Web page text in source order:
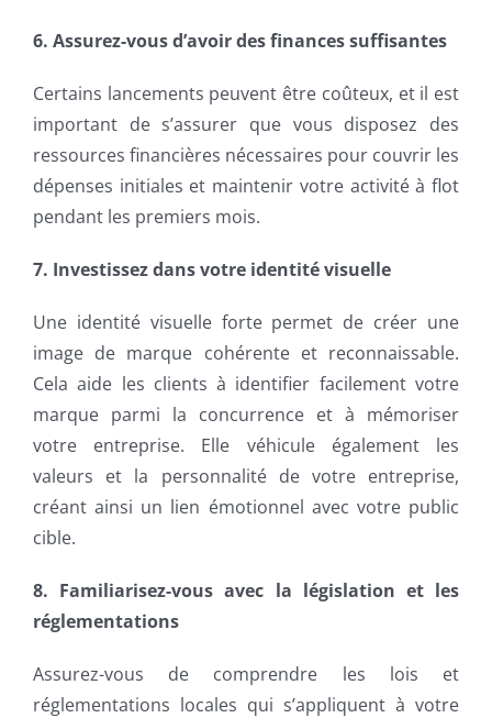
6. Assurez-vous d’avoir des finances suffisantes
Certains lancements peuvent être coûteux, et il est
important de s’assurer que vous disposez des
ressources financières nécessaires pour couvrir les
dépenses initiales et maintenir votre activité à flot
pendant les premiers mois.
7. Investissez dans votre identité visuelle
Une identité visuelle forte permet de créer une
image de marque cohérente et reconnaissable.
Cela aide les clients à identifier facilement votre
marque parmi la concurrence et à mémoriser
votre entreprise. Elle véhicule également les
valeurs et la personnalité de votre entreprise,
créant ainsi un lien émotionnel avec votre public
cible.
8. Familiarisez-vous avec la législation et les
réglementations
Assurez-vous de comprendre les lois et
réglementations locales qui s’appliquent à votre